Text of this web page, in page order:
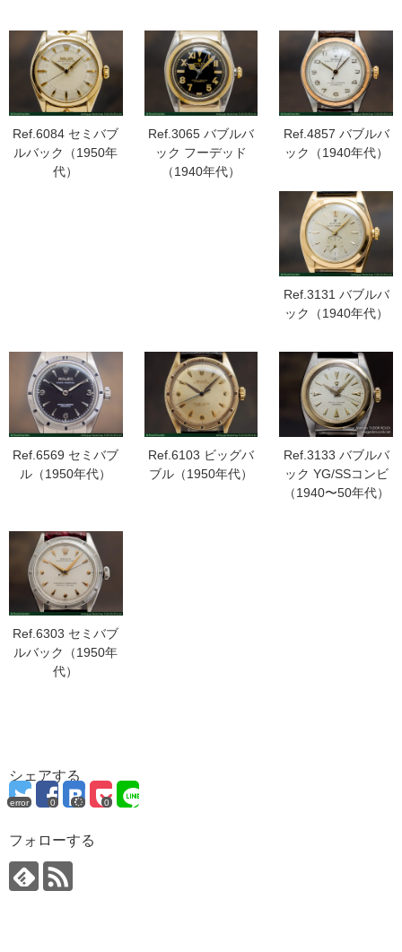
Ref.6084 セミバブ
ルバック（1950年
代）
Ref.3065 バブルバ
ック フーデッド
（1940年代）
Ref.4857 バブルバ
ック（1940年代）
Ref.3131 バブルバ
ック（1940年代）
Ref.6569 セミバブ
ル（1950年代）
Ref.6103 ビッグバ
ブル（1950年代）
Ref.3133 バブルバ
ック YG/SSコンビ
（1940〜50年代）
Ref.6303 セミバブ
ルバック（1950年
代）
シェアする
error 0 0
フォローする